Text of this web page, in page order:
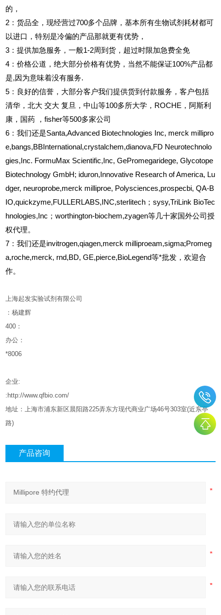
的，
2 ：货品全，现经营过700多个品牌，基本所有生物试剂耗材都可
以进口，特别是冷偏的产品那就更有优势，
3 ：提供加急服务，一般1-2周到货，超过时限加急费全免
4 ：价格公道，绝大部分价格有优势，当然不能保证100%产品都
是,因为意味着没有服务.
5 ：良好的信誉，大部分客户我们提供货到付款服务，客户包括
清华，北大 交大 复旦，中山等100多所大学，ROCHE，阿斯利
康，国药
，fisher等500多家公司
6 ：我们还是Santa,Advanced Biotechnologies Inc, merck millipro
e,bangs,BBInternational,crystalchem,dianova,FD Neurotechnolo
gies,Inc. FormuMax Scientific,Inc, GePromegaridege, Glycotope
Biotechnology GmbH; iduron,Innovative Research of America, Lu
dger, neuroprobe,merck milliproe, Polysciences,prospecbi, QA-B
IO,quickzyme,FULLERLABS,INC,sterlitech；sysy,TriLink BioTec
hnologies,Inc；worthington-biochem,zyagen等几十家国外公司授
权代理。
7：我们还是invitrogen,qiagen,merck milliproeam,sigma;Promeg
a,roche,merck, rnd,BD, GE,pierce,BioLegend等*批发，欢迎合
作。
上海起发实验试剂有限公司
：杨建辉
400 ：
办公：
*8006
企业:
:http://www.qfbio.com/
地址：上海市浦东新区晨阳路225弄东方现代商业广场46号303室(近东亭
路)
产品咨询